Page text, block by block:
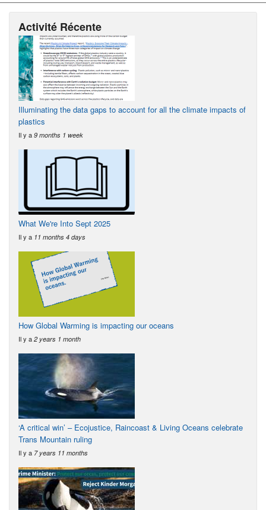
Activité Récente
Illuminating the data gaps to account for all the climate impacts of
plastics
Il y a 9 months 1 week
What We're Into Sept 2025
Il y a 11 months 4 days
How Global Warming is impacting our oceans
Il y a 2 years 1 month
‘A critical win’ – Ecojustice, Raincoast & Living Oceans celebrate
Trans Mountain ruling
Il y a 7 years 11 months